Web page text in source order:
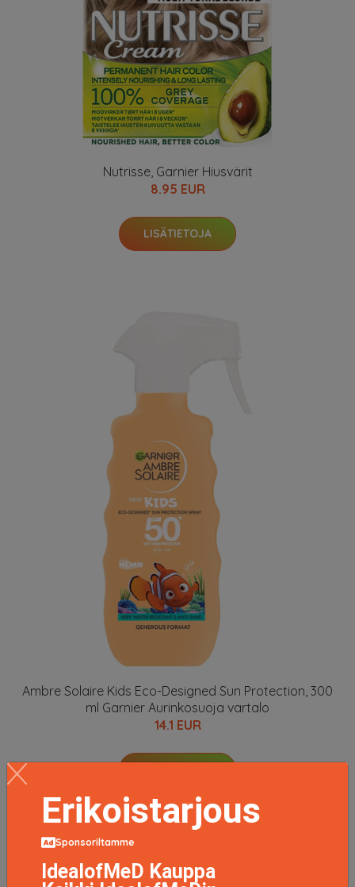
Nutrisse, Garnier Hiusvärit
8.95 EUR
LISÄTIETOJA
Ambre Solaire Kids Eco-Designed Sun Protection, 300
ml Garnier Aurinkosuoja vartalo
14.1 EUR
Erikoistarjous
Sponsoriltamme
IdealofMeD Kauppa